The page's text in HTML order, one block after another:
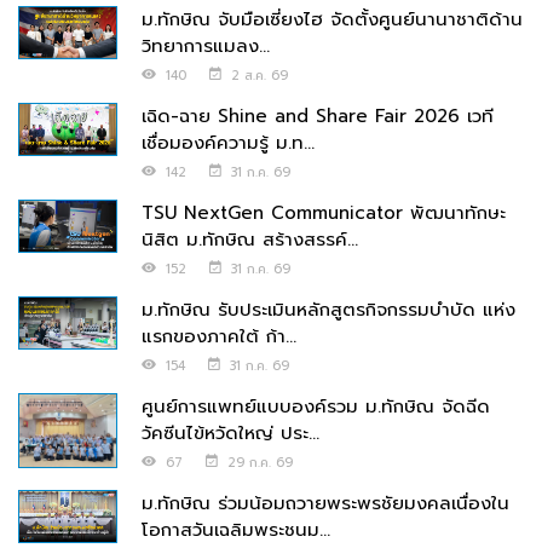
ม.ทักษิณ จับมือเซี่ยงไฮ จัดตั้งศูนย์นานาชาติด้าน
วิทยาการแมลง...
140 2 ส.ค. 69
เฉิด-ฉาย Shine and Share Fair 2026 เวที
เชื่อมองค์ความรู้ ม.ท...
142 31 ก.ค. 69
TSU NextGen Communicator พัฒนาทักษะ
นิสิต ม.ทักษิณ สร้างสรรค์...
152 31 ก.ค. 69
ม.ทักษิณ รับประเมินหลักสูตรกิจกรรมบำบัด แห่ง
แรกของภาคใต้ ก้า...
154 31 ก.ค. 69
ศูนย์การแพทย์แบบองค์รวม ม.ทักษิณ จัดฉีด
วัคซีนไข้หวัดใหญ่ ประ...
67 29 ก.ค. 69
ม.ทักษิณ ร่วมน้อมถวายพระพรชัยมงคลเนื่องใน
โอกาสวันเฉลิมพระชนม...